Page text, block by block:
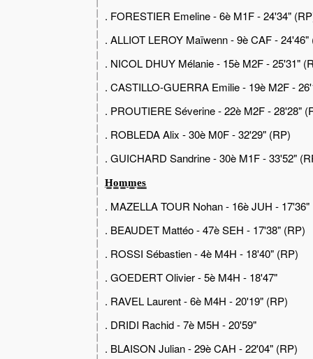
. FORESTIER Emeline - 6è M1F - 24'34"
. ALLIOT LEROY Maïwenn - 9è CAF - 24'46"
. NICOL DHUY Mélanie - 15è M2F - 25'31"
. CASTILLO-GUERRA Emilie - 19è M2F -
. PROUTIERE Séverine - 22è M2F - 28'28"
. ROBLEDA Alix - 30è M0F - 32'29" (RP)
. GUICHARD Sandrine - 30è M1F - 33'52"
H̳o̳m̳m̳e̳s̳
. MAZELLA TOUR Nohan - 16è JUH - 17'36"
. BEAUDET Mattéo - 47è SEH - 17'38" (RP)
. ROSSI Sébastien - 4è M4H - 18'40" (RP)
. GOEDERT Olivier - 5è M4H - 18'47"
. RAVEL Laurent - 6è M4H - 20'19" (RP)
. DRIDI Rachid - 7è M5H - 20'59"
. BLAISON Julian - 29è CAH - 22'04" (RP)